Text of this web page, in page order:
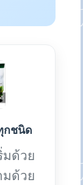
กชนิด
ด้วย
มด้วย